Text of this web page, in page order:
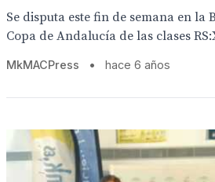
Se disputa este fin de semana en la
Copa de Andalucía de las clases
MkMACPress • hace 6 años